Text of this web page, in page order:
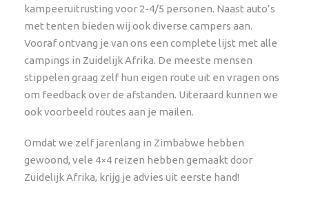
kampeeruitrusting voor 2-4/5 personen. Naast auto’s
met tenten bieden wij ook diverse campers aan.
Vooraf ontvang je van ons een complete lijst met alle
campings in Zuidelijk Afrika. De meeste mensen
stippelen graag zelf hun eigen route uit en vragen ons
om feedback over de afstanden. Uiteraard kunnen we
ook voorbeeld routes aan je mailen.
Omdat we zelf jarenlang in Zimbabwe hebben
gewoond, vele 4×4 reizen hebben gemaakt door
Zuidelijk Afrika, krijg je advies uit eerste hand!